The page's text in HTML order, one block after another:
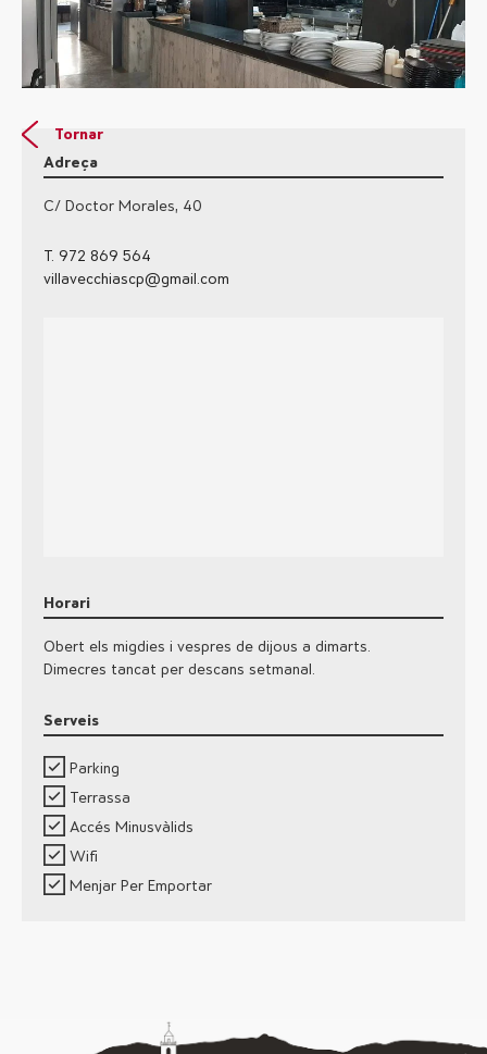
Tornar
Adreça
C/ Doctor Morales, 40
T. 972 869 564
villavecchiascp@gmail.com
Horari
Obert els migdies i vespres de dijous a dimarts.
Dimecres tancat per descans setmanal.
Serveis
Parking
Terrassa
Accés Minusvàlids
Wifi
Menjar Per Emportar